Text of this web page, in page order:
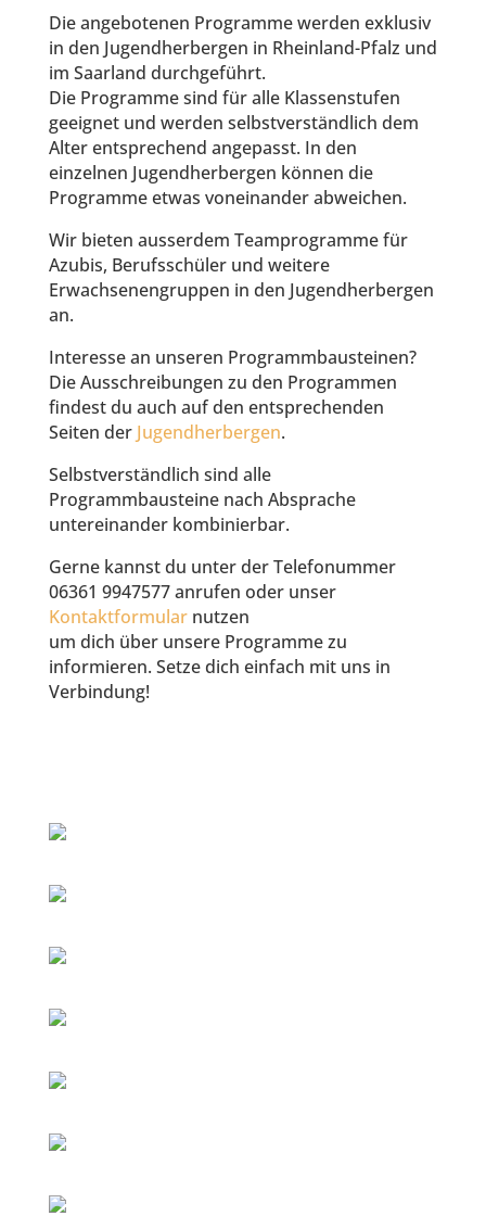
Die angebotenen Programme werden exklusiv
in den Jugendherbergen in Rheinland-Pfalz und
im Saarland durchgeführt.
Die Programme sind für alle Klassenstufen
geeignet und werden selbstverständlich dem
Alter entsprechend angepasst. In den
einzelnen Jugendherbergen können die
Programme etwas voneinander abweichen.
Wir bieten ausserdem Teamprogramme für
Azubis, Berufsschüler und weitere
Erwachsenengruppen in den Jugendherbergen
an.
Interesse an unseren Programmbausteinen?
Die Ausschreibungen zu den Programmen
findest du auch auf den entsprechenden
Seiten der Jugendherbergen.
Selbstverständlich sind alle
Programmbausteine nach Absprache
untereinander kombinierbar.
Gerne kannst du unter der Telefonummer
06361 9947577 anrufen oder unser
Kontaktformularnutzen
um dich über unsere Programme zu
informieren. Setze dich einfach mit uns in
Verbindung!